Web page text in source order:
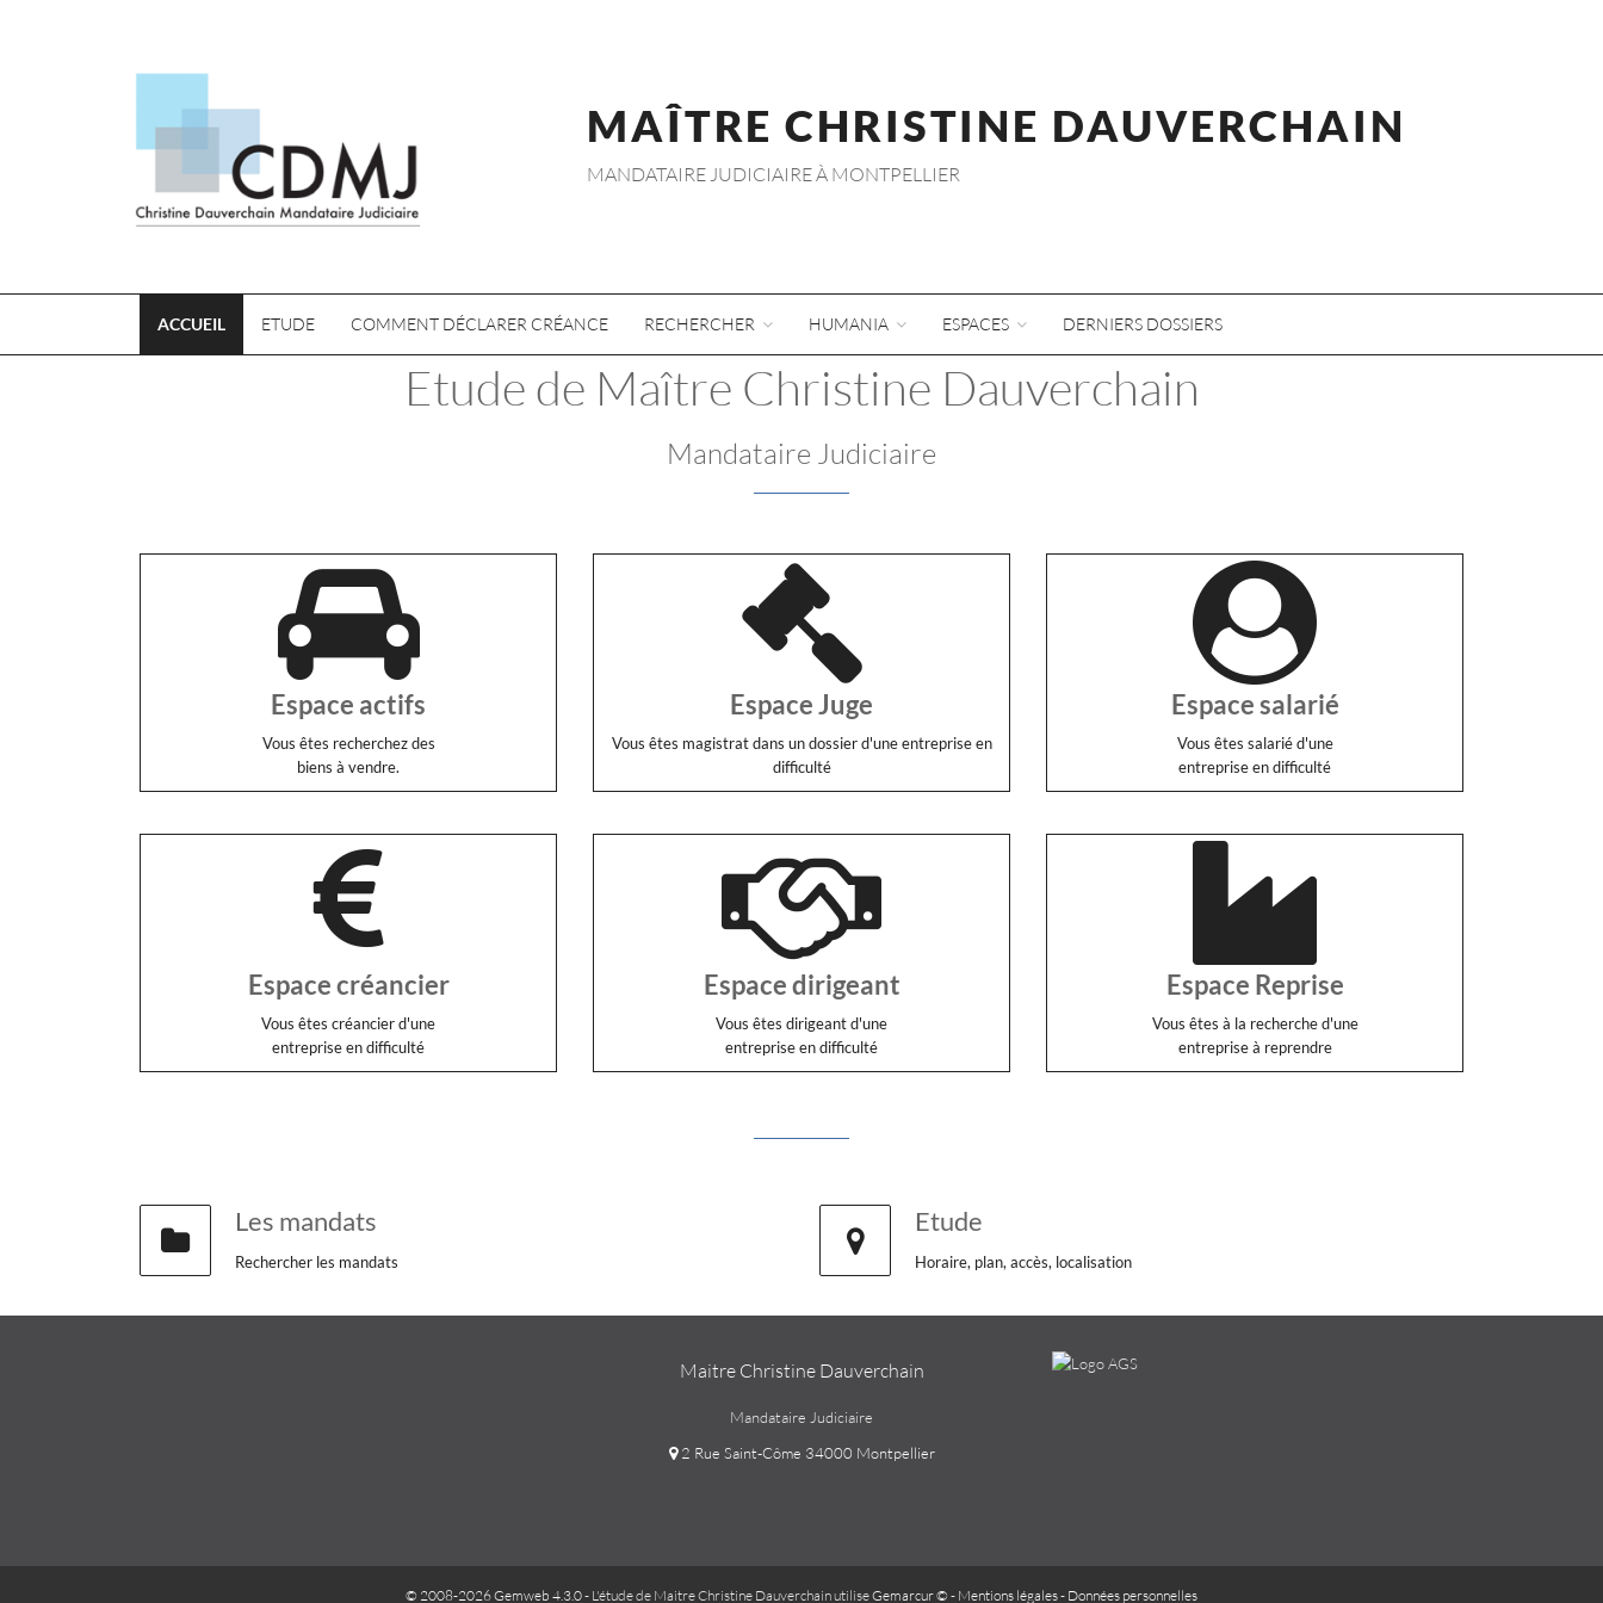
MAÎTRE CHRISTINE DAUVERCHAIN
MANDATAIRE JUDICIAIRE À MONTPELLIER
ACCUEIL ETUDE COMMENT DÉCLARER CRÉANCE RECHERCHER HUMANIA ESPACES DERNIERS DOSSIERS
Etude de Maître Christine Dauverchain
Mandataire Judiciaire
Espace actifs
Vous êtes recherchez des
biens à vendre.
Espace Juge
Vous êtes magistrat dans un dossier d'une entreprise en
difficulté
Espace salarié
Vous êtes salarié d'une
entreprise en difficulté
Espace créancier
Vous êtes créancier d'une
entreprise en difficulté
Espace dirigeant
Vous êtes dirigeant d'une
entreprise en difficulté
Espace Reprise
Vous êtes à la recherche d'une
entreprise à reprendre
Les mandats
Rechercher les mandats
Etude
Horaire, plan, accès, localisation
Maitre Christine Dauverchain
Mandataire Judiciaire
2 Rue Saint-Côme 34000 Montpellier
© 2008-2026 Gemweb 4.3.0- L'étude de Maitre Christine Dauverchain utiliseGemarcur © - Mentions légales- Données personnelles